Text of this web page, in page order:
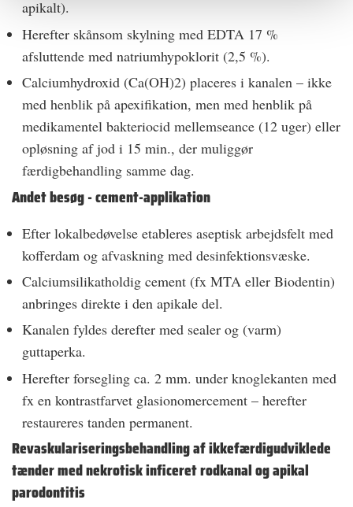
apikalt).
Herefter skånsom skylning med EDTA 17 %
afsluttende med natriumhypoklorit (2,5 %).
Calciumhydroxid (Ca(OH)2) placeres i kanalen – ikke
med henblik på apexifikation, men med henblik på
medikamentel bakteriocid mellemseance (1­2 uger) eller
opløsning af jod i 15 min., der muliggør
færdigbehandling samme dag.
Andet besøg - cement-applikation
Efter lokalbedøvelse etableres aseptisk arbejdsfelt med
kofferdam og afvaskning med desinfektionsvæske.
Calciumsilikatholdig cement (fx MTA eller Biodentin)
anbringes direkte i den apikale del.
Kanalen fyldes derefter med sealer og (varm)
guttaperka.
Herefter forsegling ca. 2 mm. under knoglekanten med
fx en kontrastfarvet glas­ionomercement – herefter
restaureres tanden permanent.
Revaskulariseringsbehandling af ikkefærdigudviklede
tænder med nekrotisk inficeret rodkanal og apikal
parodontitis